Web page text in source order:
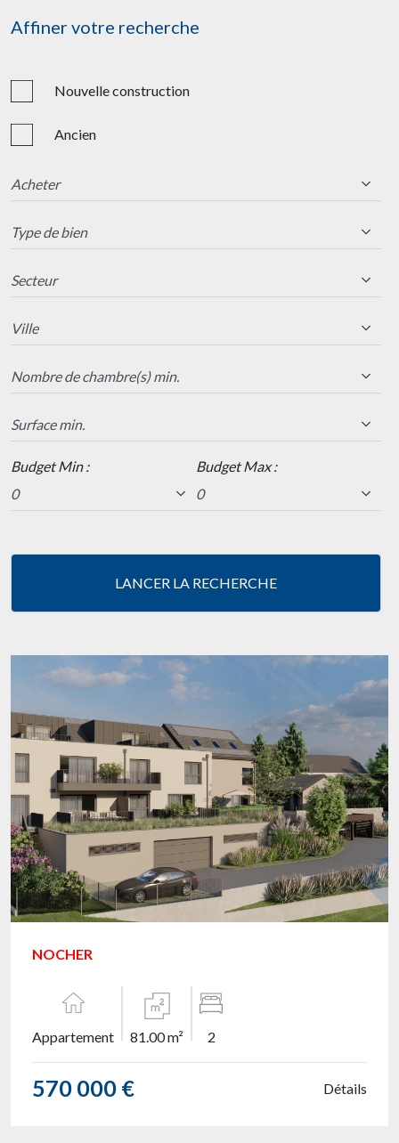
Affiner votre recherche
Nouvelle construction
Ancien
Budget Min : Budget Max :
NOCHER
Appartement 81.00 m² 2
570 000 € Détails